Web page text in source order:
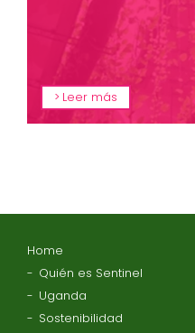
Leer más
Home
Quién es Sentinel
Uganda
Sostenibilidad